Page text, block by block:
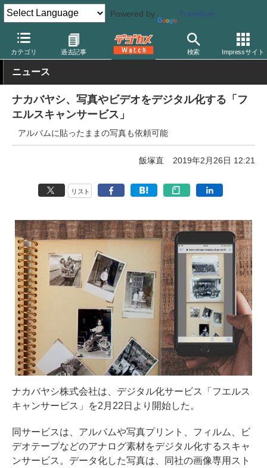
Powered by Translate
カテゴリ 過去記事 検索 Impressサイト
デジカメ Watch PC/モバイル関連 オンラインサービス
ニュース
ナカバヤシ、写真やビデオをデジタル化する「フ
エルスキャンサービス」
アルバムに貼ったままの写真も依頼可能
飯塚直 2019年2月26日 12:21
リスト
ナカバヤシ株式会社は、デジタル化サービス「フエルス
キャンサービス」を2月22日より開始した。
同サービスは、アルバムや写真プリント、フィルム、ビ
デオテープなどのアナログ素材をデジタル化するスキャ
ンサービス。データ化した写真は、同社の画像専用スト